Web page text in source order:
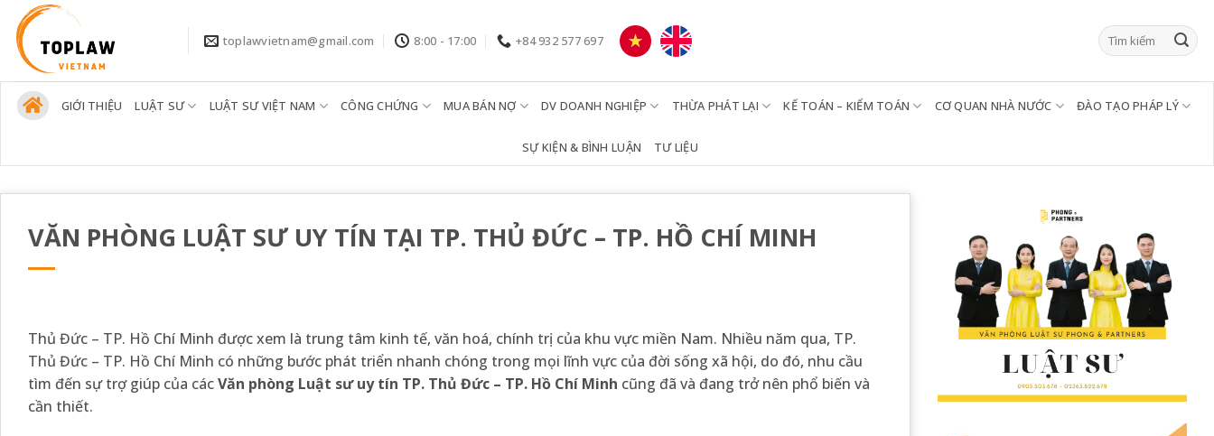
qua
nội
dung
toplawvietnam@gmail.com 8:00 - 17:00 +84 932 577 697
GIỚI THIỆU LUẬT SƯ LUẬT SƯ VIỆT NAM CÔNG CHỨNG MUA BÁN NỢ DV DOANH NGHIỆP THỪA PHÁT LẠI KẾ TOÁN – KIỂM TOÁN CƠ QUAN NHÀ NƯỚC ĐÀO TẠO PHÁP LÝ
SỰ KIỆN & BÌNH LUẬN TƯ LIỆU
VĂN PHÒNG LUẬT SƯ UY TÍN TẠI TP. THỦ ĐỨC – TP. HỒ CHÍ MINH
Thủ Đức – TP. Hồ Chí Minh được xem là trung tâm kinh tế, văn hoá, chính trị của khu vực miền Nam. Nhiều năm qua, TP.
Thủ Đức – TP. Hồ Chí Minh có những bước phát triển nhanh chóng trong mọi lĩnh vực của đời sống xã hội, do đó, nhu cầu
tìm đến sự trợ giúp của cácVăn phòng Luật sư uy tín TP. Thủ Đức – TP. Hồ Chí Minh cũng đã và đang trở nên phổ biến và
cần thiết.